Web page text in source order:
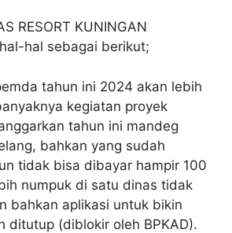
RESORT KUNINGAN
hal sebagai berikut;
tahun ini 2024 akan lebih
kegiatan proyek
tahun ini mandeg
bahkan yang sudah
tidak bisa dibayar hampir 100
numpuk di satu dinas tidak
bahkan aplikasi untuk bikin
ditutup (diblokir oleh BPKAD).